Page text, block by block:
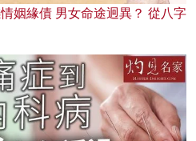
姻緣債 男女命途迥異？ 從八字